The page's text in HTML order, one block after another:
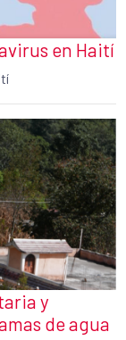
en Haití
y
de agua